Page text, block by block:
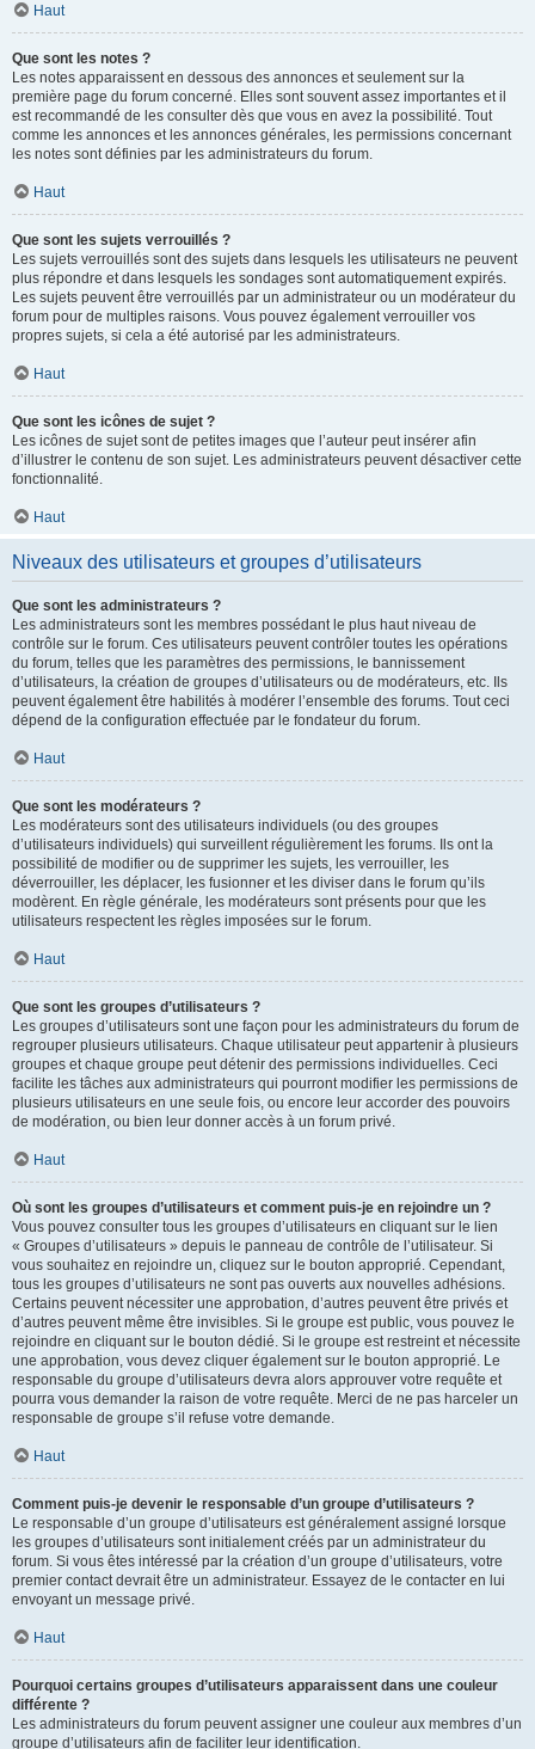
Haut
Que sont les notes ?
Les notes apparaissent en dessous des annonces et seulement sur la
première page du forum concerné. Elles sont souvent assez importantes et il
est recommandé de les consulter dès que vous en avez la possibilité. Tout
comme les annonces et les annonces générales, les permissions concernant
les notes sont définies par les administrateurs du forum.
Haut
Que sont les sujets verrouillés ?
Les sujets verrouillés sont des sujets dans lesquels les utilisateurs ne peuvent
plus répondre et dans lesquels les sondages sont automatiquement expirés.
Les sujets peuvent être verrouillés par un administrateur ou un modérateur du
forum pour de multiples raisons. Vous pouvez également verrouiller vos
propres sujets, si cela a été autorisé par les administrateurs.
Haut
Que sont les icônes de sujet ?
Les icônes de sujet sont de petites images que l’auteur peut insérer afin
d’illustrer le contenu de son sujet. Les administrateurs peuvent désactiver cette
fonctionnalité.
Haut
Niveaux des utilisateurs et groupes d’utilisateurs
Que sont les administrateurs ?
Les administrateurs sont les membres possédant le plus haut niveau de
contrôle sur le forum. Ces utilisateurs peuvent contrôler toutes les opérations
du forum, telles que les paramètres des permissions, le bannissement
d’utilisateurs, la création de groupes d’utilisateurs ou de modérateurs, etc. Ils
peuvent également être habilités à modérer l’ensemble des forums. Tout ceci
dépend de la configuration effectuée par le fondateur du forum.
Haut
Que sont les modérateurs ?
Les modérateurs sont des utilisateurs individuels (ou des groupes
d’utilisateurs individuels) qui surveillent régulièrement les forums. Ils ont la
possibilité de modifier ou de supprimer les sujets, les verrouiller, les
déverrouiller, les déplacer, les fusionner et les diviser dans le forum qu’ils
modèrent. En règle générale, les modérateurs sont présents pour que les
utilisateurs respectent les règles imposées sur le forum.
Haut
Que sont les groupes d’utilisateurs ?
Les groupes d’utilisateurs sont une façon pour les administrateurs du forum de
regrouper plusieurs utilisateurs. Chaque utilisateur peut appartenir à plusieurs
groupes et chaque groupe peut détenir des permissions individuelles. Ceci
facilite les tâches aux administrateurs qui pourront modifier les permissions de
plusieurs utilisateurs en une seule fois, ou encore leur accorder des pouvoirs
de modération, ou bien leur donner accès à un forum privé.
Haut
Où sont les groupes d’utilisateurs et comment puis-je en rejoindre un ?
Vous pouvez consulter tous les groupes d’utilisateurs en cliquant sur le lien
« Groupes d’utilisateurs » depuis le panneau de contrôle de l’utilisateur. Si
vous souhaitez en rejoindre un, cliquez sur le bouton approprié. Cependant,
tous les groupes d’utilisateurs ne sont pas ouverts aux nouvelles adhésions.
Certains peuvent nécessiter une approbation, d’autres peuvent être privés et
d’autres peuvent même être invisibles. Si le groupe est public, vous pouvez le
rejoindre en cliquant sur le bouton dédié. Si le groupe est restreint et nécessite
une approbation, vous devez cliquer également sur le bouton approprié. Le
responsable du groupe d’utilisateurs devra alors approuver votre requête et
pourra vous demander la raison de votre requête. Merci de ne pas harceler un
responsable de groupe s’il refuse votre demande.
Haut
Comment puis-je devenir le responsable d’un groupe d’utilisateurs ?
Le responsable d’un groupe d’utilisateurs est généralement assigné lorsque
les groupes d’utilisateurs sont initialement créés par un administrateur du
forum. Si vous êtes intéressé par la création d’un groupe d’utilisateurs, votre
premier contact devrait être un administrateur. Essayez de le contacter en lui
envoyant un message privé.
Haut
Pourquoi certains groupes d’utilisateurs apparaissent dans une couleur
différente ?
Les administrateurs du forum peuvent assigner une couleur aux membres d’un
groupe d’utilisateurs afin de faciliter leur identification.